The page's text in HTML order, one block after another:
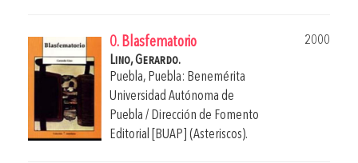
0. Blasfematorio
2000
Lino, Gerardo.
Puebla, Puebla: Benemérita
Universidad Autónoma de
Puebla / Dirección de Fomento
Editorial [BUAP] (Asteriscos).